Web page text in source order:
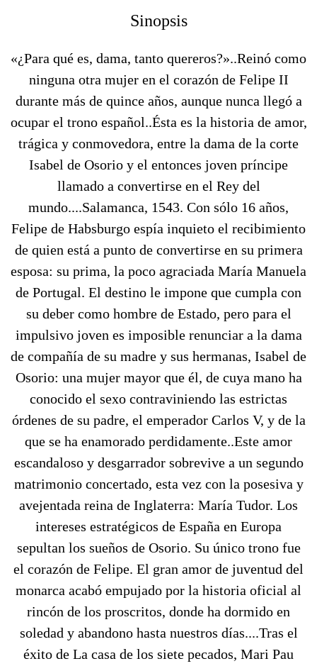
Sinopsis
«¿Para qué es, dama, tanto quereros?»..Reinó como
ninguna otra mujer en el corazón de Felipe II
durante más de quince años, aunque nunca llegó a
ocupar el trono español..Ésta es la historia de amor,
trágica y conmovedora, entre la dama de la corte
Isabel de Osorio y el entonces joven príncipe
llamado a convertirse en el Rey del
mundo....Salamanca, 1543. Con sólo 16 años,
Felipe de Habsburgo espía inquieto el recibimiento
de quien está a punto de convertirse en su primera
esposa: su prima, la poco agraciada María Manuela
de Portugal. El destino le impone que cumpla con
su deber como hombre de Estado, pero para el
impulsivo joven es imposible renunciar a la dama
de compañía de su madre y sus hermanas, Isabel de
Osorio: una mujer mayor que él, de cuya mano ha
conocido el sexo contraviniendo las estrictas
órdenes de su padre, el emperador Carlos V, y de la
que se ha enamorado perdidamente..Este amor
escandaloso y desgarrador sobrevive a un segundo
matrimonio concertado, esta vez con la posesiva y
avejentada reina de Inglaterra: María Tudor. Los
intereses estratégicos de España en Europa
sepultan los sueños de Osorio. Su único trono fue
el corazón de Felipe. El gran amor de juventud del
monarca acabó empujado por la historia oficial al
rincón de los proscritos, donde ha dormido en
soledad y abandono hasta nuestros días....Tras el
éxito de La casa de los siete pecados, Mari Pau